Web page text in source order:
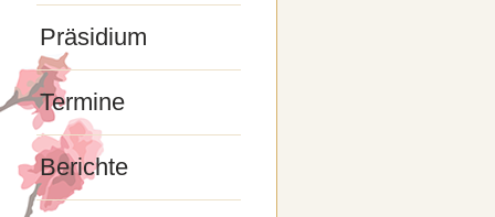
Präsidium
Termine
Berichte